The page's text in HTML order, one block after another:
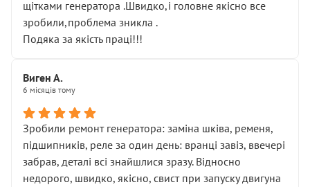
щітками генератора .Швидко,і головне якісно все
зробили,проблема зникла .
Подяка за якість праці!!!
Виген А.
6 місяців тому
Зробили ремонт генератора: заміна шківа, ременя,
підшипників, реле за один день: вранці завіз, ввечері
забрав, деталі всі знайшлися зразу. Відносно
недорого, швидко, якісно, свист при запуску двигуна